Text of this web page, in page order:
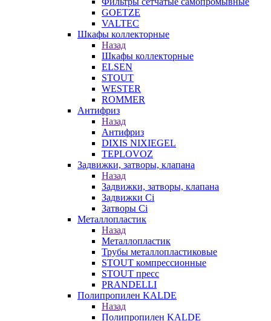
GOETZE
VALTEC
Шкафы коллекторные
Назад
Шкафы коллекторные
ELSEN
STOUT
WESTER
ROMMER
Антифриз
Назад
Антифриз
DIXIS NIXIEGEL
TEPLOVOZ
Задвижки, затворы, клапана
Назад
Задвижки, затворы, клапана
Задвижки Ci
Затворы Ci
Металлопластик
Назад
Металлопластик
Трубы металлопластиковые
STOUT компрессионные
STOUT пресс
PRANDELLI
Полипропилен KALDE
Назад
Полипропилен KALDE